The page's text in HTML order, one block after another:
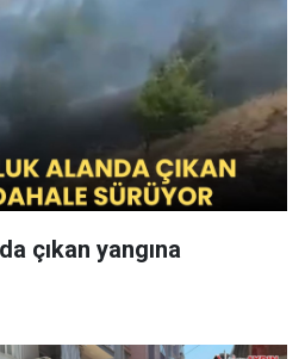
çıkan yangına